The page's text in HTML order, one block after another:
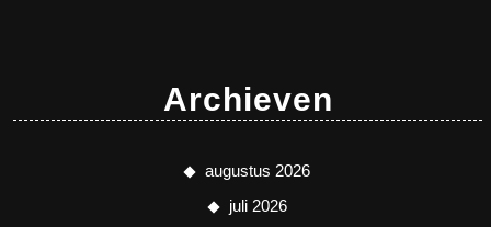
Archieven
augustus 2026
juli 2026